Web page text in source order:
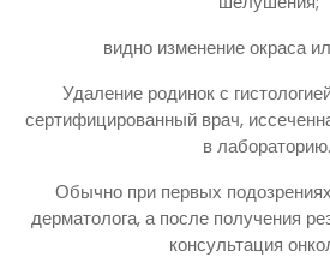
видно изменение окраса
Удаление родинок с
сертифицированный врач,
в лабораторию.
Обычно при первых
дерматолога, а после получения
консультация